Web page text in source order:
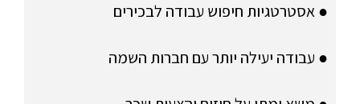
● אסטרטגיות חיפוש עבודה לבכירים
● עבודה יעילה יותר עם חברות השמה